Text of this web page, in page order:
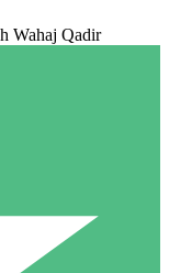
Wahaj Qadir